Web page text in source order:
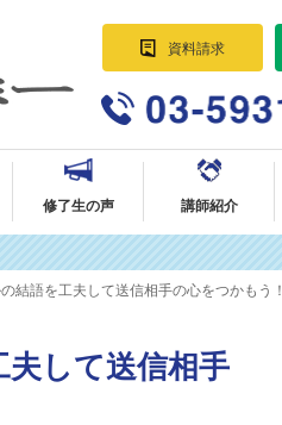
資料請求
修了生の声 講師紹介
結語を工夫して送信相手の心をつかもう！
夫して送信相手